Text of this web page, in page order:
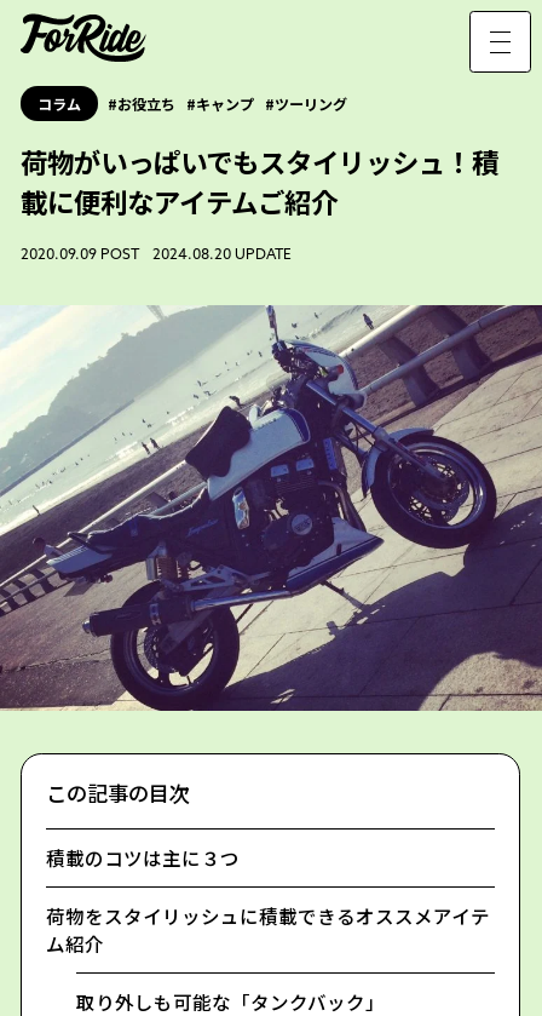
コラム お役立ち キャンプ ツーリング
荷物がいっぱいでもスタイリッシュ！積
載に便利なアイテムご紹介
2020.09.09 POST 2024.08.20 UPDATE
この記事の目次
積載のコツは主に３つ
荷物をスタイリッシュに積載できるオススメアイテ
ム紹介
取り外しも可能な「タンクバック」